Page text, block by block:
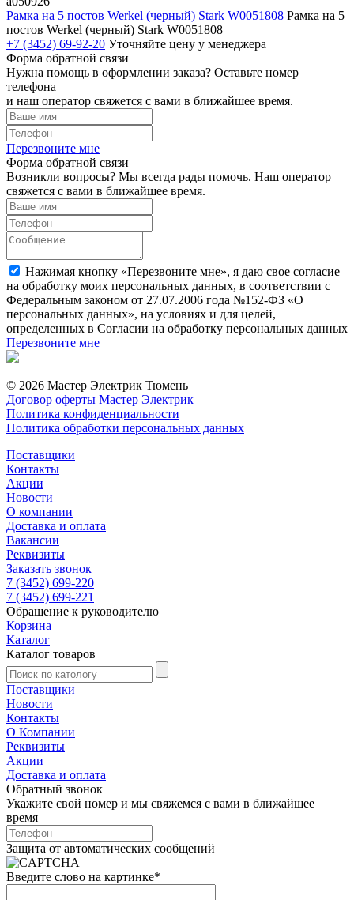
Рамка на 5 постов Werkel (черный) Stark W0051808 Рамка на 5
постов Werkel (черный) Stark W0051808
+7 (3452) 69-92-20 Уточняйте цену у менеджера
Форма обратной связи
Нужна помощь в оформлении заказа? Оставьте номер
телефона
и наш оператор свяжется с вами в ближайшее время.
Перезвоните мне
Форма обратной связи
Возникли вопросы? Мы всегда рады помочь. Наш оператор
свяжется с вами в ближайшее время.
Нажимая кнопку «Перезвоните мне», я даю свое согласие
на обработку моих персональных данных, в соответствии с
Федеральным законом от 27.07.2006 года №152-ФЗ «О
персональных данных», на условиях и для целей,
определенных в Согласии на обработку персональных данных
Перезвоните мне
© 2026 Мастер Электрик Тюмень
Договор оферты Мастер Электрик
Политика конфиденциальности
Политика обработки персональных данных
Поставщики
Контакты
Акции
Новости
О компании
Доставка и оплата
Вакансии
Реквизиты
Заказать звонок
7 (3452) 699-220
7 (3452) 699-221
Обращение к руководителю
Корзина
Каталог
Каталог товаров
Поставщики
Новости
Контакты
О Компании
Реквизиты
Акции
Доставка и оплата
Обратный звонок
Укажите свой номер и мы свяжемся с вами в ближайшее
время
Защита от автоматических сообщений
Введите слово на картинке*